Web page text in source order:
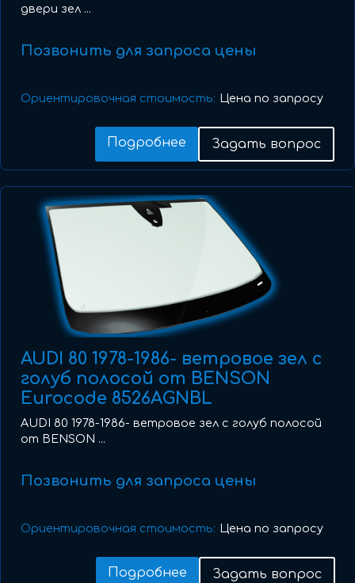
двери зел ...
Позвонить для запроса цены
Ориентировочная стоимость: Цена по запросу
Подробнее Задать вопрос
AUDI 80 1978-1986- ветровое зел с
голуб полосой от BENSON
Eurocode 8526AGNBL
AUDI 80 1978-1986- ветровое зел с голуб полосой
от BENSON ...
Позвонить для запроса цены
Ориентировочная стоимость: Цена по запросу
Подробнее Задать вопрос